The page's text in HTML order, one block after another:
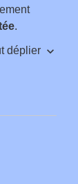
.
déplier keyboard_arrow_down